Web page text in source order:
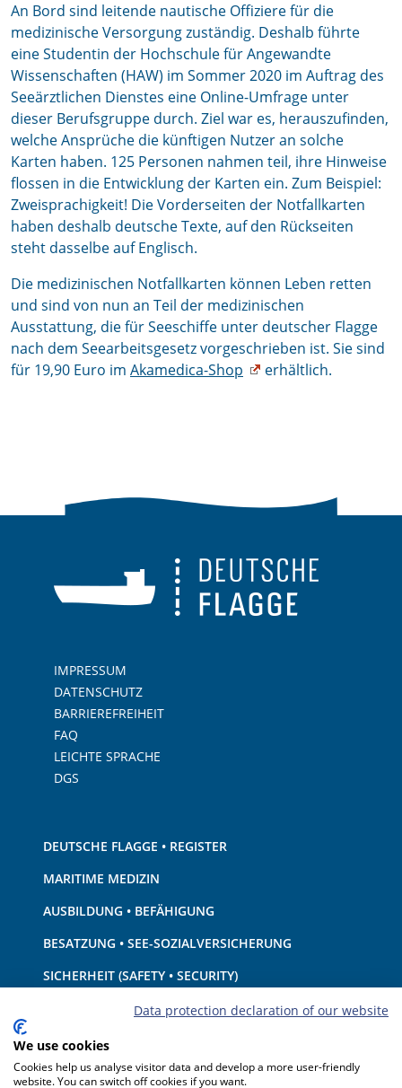
An Bord sind leitende nautische Offiziere für die
medizinische Versorgung zuständig. Deshalb führte
eine Studentin der Hochschule für Angewandte
Wissenschaften (HAW) im Sommer 2020 im Auftrag des
Seeärztlichen Dienstes eine Online-Umfrage unter
dieser Berufsgruppe durch. Ziel war es, herauszufinden,
welche Ansprüche die künftigen Nutzer an solche
Karten haben. 125 Personen nahmen teil, ihre Hinweise
flossen in die Entwicklung der Karten ein. Zum Beispiel:
Zweisprachigkeit! Die Vorderseiten der Notfallkarten
haben deshalb deutsche Texte, auf den Rückseiten
steht dasselbe auf Englisch.
Die medizinischen Notfallkarten können Leben retten
und sind von nun an Teil der medizinischen
Ausstattung, die für Seeschiffe unter deutscher Flagge
nach dem Seearbeitsgesetz vorgeschrieben ist. Sie sind
für 19,90 Euro im Akamedica-Shop erhältlich.
IMPRESSUM
DATENSCHUTZ
BARRIEREFREIHEIT
FAQ
LEICHTE SPRACHE
DGS
DEUTSCHE FLAGGE • REGISTER
MARITIME MEDIZIN
AUSBILDUNG • BEFÄHIGUNG
BESATZUNG • SEE-SOZIALVERSICHERUNG
SICHERHEIT (SAFETY • SECURITY)
SCHIFF • AUSRÜSTUNG
UMWELTSCHUTZ • KLIMA
HAFTUNG • FINANZEN
Data protection declaration of our website
We use cookies
Cookies help us analyse visitor data and develop a more user-friendly
website. You can switch off cookies if you want.